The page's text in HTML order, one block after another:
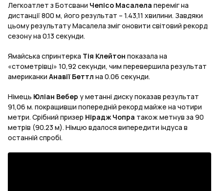
Легкоатлет з Ботсвани Чепісо Масалела переміг на
дистанції 800 м, його результат – 1.43,11 хвилини. Завдяки
цьому результату Масалела зміг оновити світовий рекорд
сезону на 0.13 секунди.
Ямайська спринтерка Тія Клейтон показала на
«стометрівці» 10,92 секунди, чим перевершила результат
американки Анавії Беттл на 0.06 секунди.
Німець Юліан Вебер у метанні диску показав результат
91,06 м. покращивши попередній рекорд майже на чотири
метри. Срібний призер Нірадж Чопра також метнув за 90
метрів (90.23 м). Німцю вдалося випередити індуса в
останній спробі.